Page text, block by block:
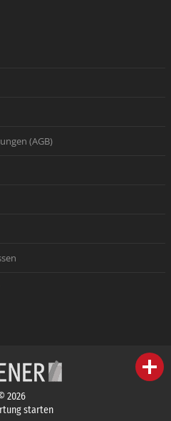
(AGB)
2026
starten
person IHR FACHBERATER
campaign